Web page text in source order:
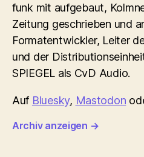
funk mit aufgebaut,
Zeitung geschrieben und
Formatentwickler, Leiter
und der
SPIEGEL als CvD Audio.
Auf Bluesky, Mastodon
Archiv anzeigen →